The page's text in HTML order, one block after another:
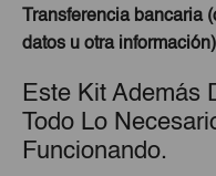
Transferencia bancaria
datos u otra
Este Kit Además
Todo Lo
Funcionando.